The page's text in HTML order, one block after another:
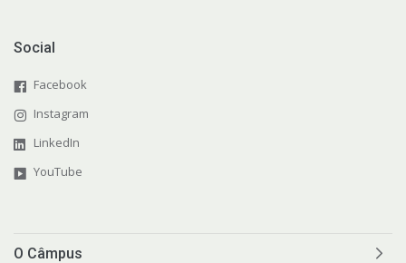
Social
Facebook
Instagram
LinkedIn
YouTube
O Câmpus